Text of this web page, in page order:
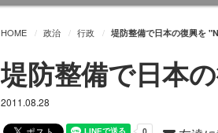
HOME 政治 行政 堤防整備で日本の復興を
堤防整備で日本
2011.08.28